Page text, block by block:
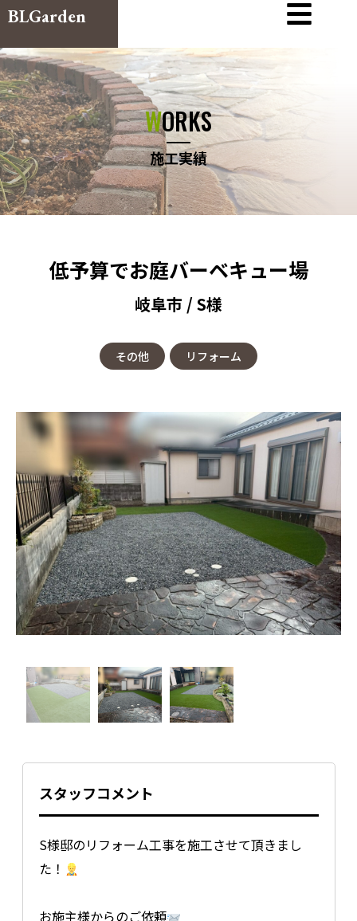
BLGarden
WORKS
施工実績
低予算でお庭バーベキュー場
岐阜市 / S様
その他 リフォーム
スタッフコメント
S様邸のリフォーム工事を施工させて頂きまし
た！
お施主様からのご依頼